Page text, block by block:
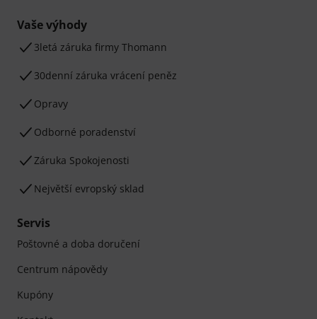
Vaše výhody
3letá záruka firmy Thomann
30denní záruka vrácení peněz
Opravy
Odborné poradenství
Záruka Spokojenosti
Největší evropský sklad
Servis
Poštovné a doba doručení
Centrum nápovědy
Kupóny